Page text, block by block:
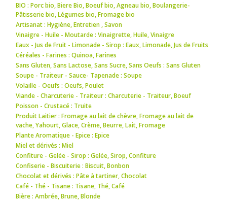
BIO : Porc bio,Biere Bio,Boeuf bio,Agneau bio,Boulangerie-
Pâtisserie bio,Légumes bio,Fromage bio
Artisanat : Hygiène,Entretien ,Savon
Vinaigre - Huile - Moutarde : Vinaigrette,Huile,Vinaigre
Eaux - Jus de Fruit - Limonade - Sirop : Eaux,Limonade,Jus de Fruits
Céréales - Farines : Quinoa,Farines
Sans Gluten, Sans Lactose, Sans Sucre, Sans Oeufs : Sans Gluten
Soupe - Traiteur - Sauce- Tapenade : Soupe
Volaille - Oeufs : Oeufs,Poulet
Viande - Charcuterie - Traiteur : Charcuterie - Traiteur,Boeuf
Poisson - Crustacé : Truite
Produit Laitier : Fromage au lait de chèvre,Fromage au lait de
vache,Yahourt,Glace,Crème,Beurre,Lait,Fromage
Plante Aromatique - Epice : Epice
Miel et dérivés : Miel
Confiture - Gelée - Sirop : Gelée,Sirop,Confiture
Confiserie - Biscuiterie : Biscuit,Bonbon
Chocolat et dérivés : Pâte à tartiner,Chocolat
Café - Thé - Tisane : Tisane, Thé,Café
Bière : Ambrée,Brune,Blonde